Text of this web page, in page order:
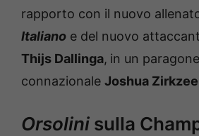
rapporto con il nuovo
Italiano e del nuovo
Thijs Dallinga, in un
connazionale Joshua Zirkzee
Orsolini sulla